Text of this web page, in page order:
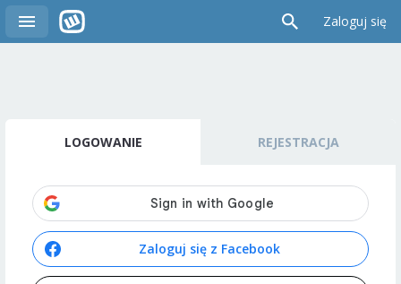
Zaloguj się
LOGOWANIE REJESTRACJA
Zaloguj się z Facebook